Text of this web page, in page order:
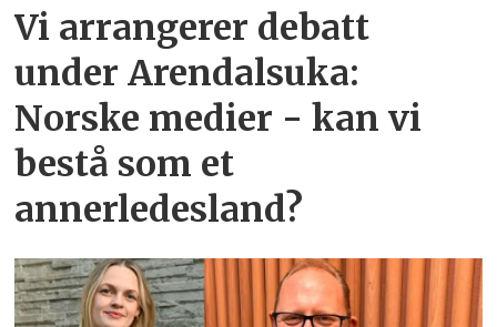
Vi arrangerer debatt
under Arendalsuka:
Norske medier - kan vi
bestå som et
annerledesland?